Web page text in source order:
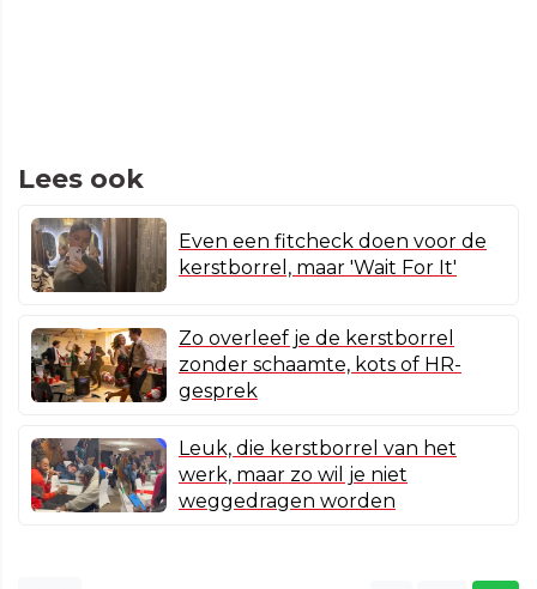
Lees ook
Even een fitcheck doen voor de
kerstborrel, maar 'Wait For It'
Zo overleef je de kerstborrel
zonder schaamte, kots of HR-
gesprek
Leuk, die kerstborrel van het
werk, maar zo wil je niet
weggedragen worden